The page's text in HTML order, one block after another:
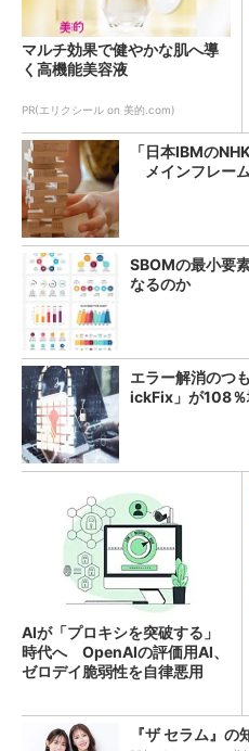
マルチ効果で健やかな肌へ導
く高機能美容液
PR(エリクシール on 美的.com)
「日本IBMの
メインフレー
SBOMの最小要
なるのか
エラー解消のつ
ickFix」が108
AIが「プロキシを突破する」
時代へ OpenAIの評価用AI、
ゼロデイ脆弱性を自律悪用
『ザ セラム』の